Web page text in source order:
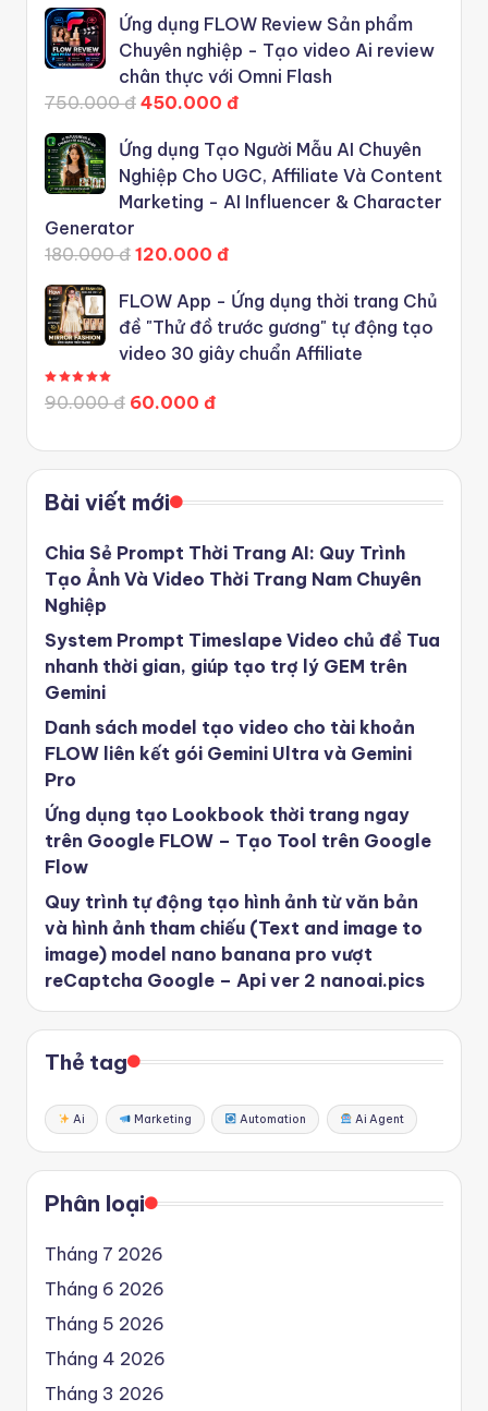
Ứng dụng FLOW Review Sản phẩm
Chuyên nghiệp - Tạo video Ai review
chân thực với Omni Flash
750.000 đ 450.000 đ
Ứng dụng Tạo Người Mẫu AI Chuyên
Nghiệp Cho UGC, Affiliate Và Content
Marketing - AI Influencer & Character
Generator
180.000 đ 120.000 đ
FLOW App - Ứng dụng thời trang Chủ
đề "Thử đồ trước gương" tự động tạo
video 30 giây chuẩn Affiliate
90.000 đ 60.000 đ
Bài viết mới
Chia Sẻ Prompt Thời Trang AI: Quy Trình
Tạo Ảnh Và Video Thời Trang Nam Chuyên
Nghiệp
System Prompt Timeslape Video chủ đề Tua
nhanh thời gian, giúp tạo trợ lý GEM trên
Gemini
Danh sách model tạo video cho tài khoản
FLOW liên kết gói Gemini Ultra và Gemini
Pro
Ứng dụng tạo Lookbook thời trang ngay
trên Google FLOW – Tạo Tool trên Google
Flow
Quy trình tự động tạo hình ảnh từ văn bản
và hình ảnh tham chiếu (Text and image to
image) model nano banana pro vượt
reCaptcha Google – Api ver 2 nanoai.pics
Thẻ tag
Ai Marketing Automation Ai Agent
Phân loại
Tháng 7 2026
Tháng 6 2026
Tháng 5 2026
Tháng 4 2026
Tháng 3 2026